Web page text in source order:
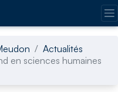
Actualités
en sciences humaines